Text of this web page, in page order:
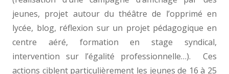
jeunes, projet autour du théâtre de l’opprimé en
lycée, blog, réflexion sur un projet pédagogique en
centre aéré, formation en stage syndical,
intervention sur l’égalité professionnelle…). Ces
actions ciblent particulièrement les jeunes de 16 à 25